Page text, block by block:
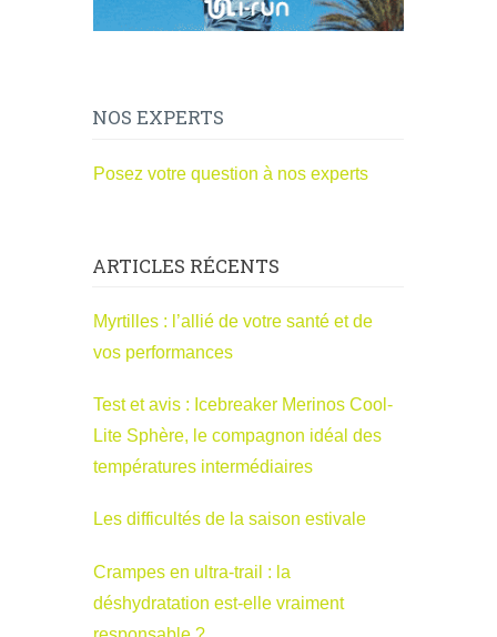
NOS EXPERTS
Posez votre question à nos experts
ARTICLES RÉCENTS
Myrtilles : l’allié de votre santé et de
vos performances
Test et avis : Icebreaker Merinos Cool-
Lite Sphère, le compagnon idéal des
températures intermédiaires
Les difficultés de la saison estivale
Crampes en ultra-trail : la
déshydratation est-elle vraiment